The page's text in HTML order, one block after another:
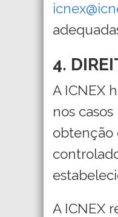
4.
A ICNEX
nos
obtenção
A ICNEX